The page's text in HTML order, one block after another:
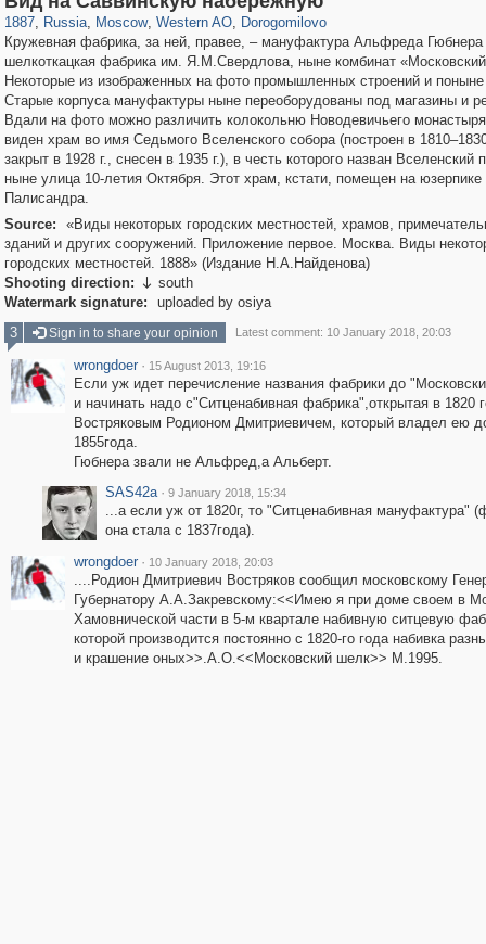
1887, Russia, Moscow, Western AO, Dorogomilovo
Кружевная фабрика, за ней, правее, – мануфактура Альфреда Гюбнера
шелкоткацкая фабрика им. Я.М.Свердлова, ныне комбинат
Некоторые из изображенных на фото промышленных строений и
Старые корпуса мануфактуры ныне переоборудованы под магазины и
Вдали на фото можно различить колокольню Новодевичьего
виден храм во имя Седьмого Вселенского собора (построен в
закрыт в 1928 г., снесен в 1935 г.), в честь которого назван Вселенский
ныне улица 10-летия Октября. Этот храм, кстати, помещен на юзерпике
Палисандра.
Source:
«Виды некоторых городских местностей, храмов,
зданий и других сооружений. Приложение первое. Москва. Виды
городских местностей. 1888» (Издание Н.А.Найденова)
Shooting direction:  south
Watermark signature:
uploaded by osiya
3
Sign in to share your opinion Latest comment: 10 January 2018, 20:03
wrongdoer · 15 August 2013, 19:16
Если уж идет перечисление названия фабрики до
и начинать надо с"Ситценабивная фабрика",открытая в 1820
Востряковым Родионом Дмитриевичем, который владел ею
1855года.
Гюбнера звали не Альфред,а Альберт.
SAS42a · 9 January 2018, 15:34
...а если уж от 1820г, то "Ситценабивная мануфактура"
она стала с 1837года).
wrongdoer · 10 January 2018, 20:03
....Родион Дмитриевич Востряков сообщил московскому
Губернатору А.А.Закревскому:<<Имею я при доме своем в
Хамовнической части в 5-м квартале набивную ситцевую
которой производится постоянно с 1820-го года набивка
и крашение оных>>.А.О.<<Московский шелк>> М.1995.